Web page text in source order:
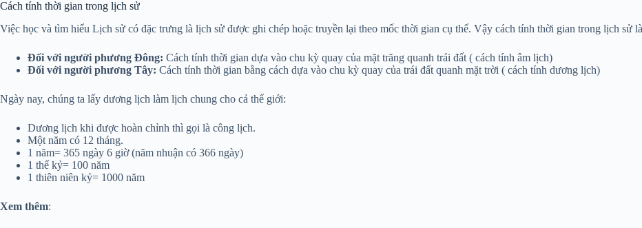
Cách tính thời gian trong lịch sử
Việc học và tìm hiểu Lịch sử có đặc trưng là lịch sử được ghi chép hoặc truyền lại theo mốc thời gian cụ thể. Vậy cách tính thời gian trong lịch sử
Đối với người phương Đông: Cách tính thời gian dựa vào chu kỳ quay của mặt trăng quanh trái đất ( cách tính âm lịch)
Đối với người phương Tây: Cách tính thời gian bằng cách dựa vào chu kỳ quay của trái đất quanh mặt trời ( cách tính dương lịch)
Ngày nay, chúng ta lấy dương lịch làm lịch chung cho cả thế giới:
Dương lịch khi được hoàn chỉnh thì gọi là công lịch.
Một năm có 12 tháng.
1 năm= 365 ngày 6 giờ (năm nhuận có 366 ngày)
1 thế kỷ= 100 năm
1 thiên niên kỷ= 1000 năm
Xem thêm: